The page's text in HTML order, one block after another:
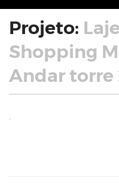
Projeto:
Shopping
Andar torre